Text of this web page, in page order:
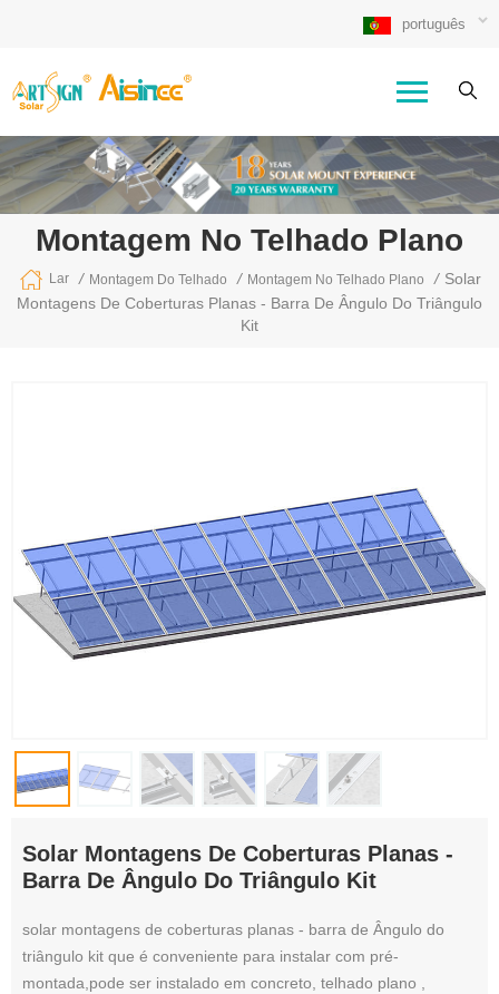
português
Montagem No Telhado Plano
Lar / Montagem Do Telhado / Montagem No Telhado Plano / Solar
Montagens De Coberturas Planas - Barra De Ângulo Do Triângulo
Kit
Solar Montagens De Coberturas Planas -
Barra De Ângulo Do Triângulo Kit
solar montagens de coberturas planas - barra de Ângulo do
triângulo kit que é conveniente para instalar com pré-
montada,pode ser instalado em concreto, telhado plano ,